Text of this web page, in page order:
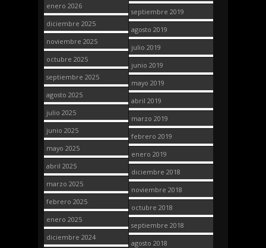
enero 2026
diciembre 2025
noviembre 2025
octubre 2025
septiembre 2025
agosto 2025
julio 2025
junio 2025
mayo 2025
abril 2025
marzo 2025
febrero 2025
enero 2025
diciembre 2024
septiembre 2019
agosto 2019
julio 2019
junio 2019
mayo 2019
abril 2019
marzo 2019
febrero 2019
enero 2019
diciembre 2018
noviembre 2018
octubre 2018
septiembre 2018
agosto 2018